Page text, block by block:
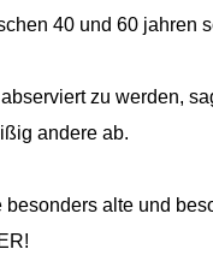
40 und 60 jahren
zu werden,
andere ab.
besonders alte und